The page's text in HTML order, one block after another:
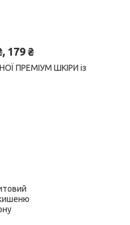
₴
ПРЕМІУМ ШКІРИ із